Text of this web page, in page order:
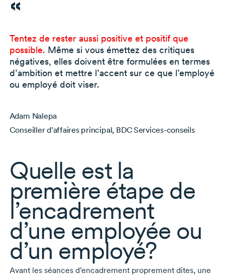
Tentez de rester aussi positive et positif que
possible. Même si vous émettez des critiques
négatives, elles doivent être formulées en termes
d’ambition et mettre l’accent sur ce que l’employé
ou employé doit viser.
Adam Nalepa
Conseiller d’affaires principal, BDC Services-conseils
Quelle est la
première étape de
l’encadrement
d’une employée ou
d’un employé?
Avant les séances d’encadrement proprement dites, une